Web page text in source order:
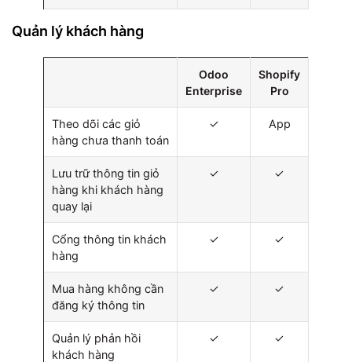
Quản lý khách hàng
Odoo
Enterprise
Shopify
Pro
Theo dõi các giỏ
hàng chưa thanh toán
✓ App
Lưu trữ thông tin giỏ
hàng khi khách hàng
quay lại
✓ ✓
Cổng thông tin khách
hàng
✓ ✓
Mua hàng không cần
đăng ký thông tin
✓ ✓
Quản lý phản hồi
khách hàng
✓ ✓